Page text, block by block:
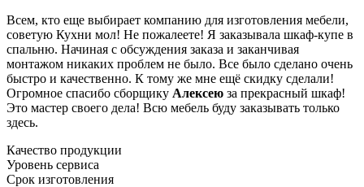
Всем, кто еще выбирает компанию для изготовления мебели,
советую Кухни мол! Не пожалеете! Я заказывала шкаф-купе в
спальню. Начиная с обсуждения заказа и заканчивая
монтажом никаких проблем не было. Все было сделано очень
быстро и качественно. К тому же мне ещё скидку сделали!
Огромное спасибо сборщику Алексею за прекрасный шкаф!
Это мастер своего дела! Всю мебель буду заказывать только
здесь.
Качество продукции
Уровень сервиса
Срок изготовления